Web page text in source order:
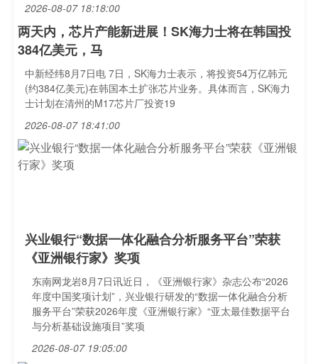
2026-08-07 18:18:00
两天内，芯片产能新进展！SK海力士将在韩国投
384亿美元，马
中新经纬8月7日电 7日，SK海力士表示，将投资54万亿韩元
(约384亿美元)在韩国本土扩张芯片业务。具体而言，SK海力
士计划在清州的M17芯片厂投资19
2026-08-07 18:41:00
兴业银行“数据一体化融合分析服务平台”荣获
《亚洲银行家》奖项
东南网龙岩8月7日讯近日，《亚洲银行家》杂志公布“2026
年度中国奖项计划”，兴业银行研发的“数据一体化融合分析
服务平台”荣获2026年度《亚洲银行家》“亚太最佳数据平台
与分析基础设施项目”奖项
2026-08-07 19:05:00